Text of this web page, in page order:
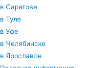
в Саратове
в Туле
в Уфе
в Челябинске
в Ярославле